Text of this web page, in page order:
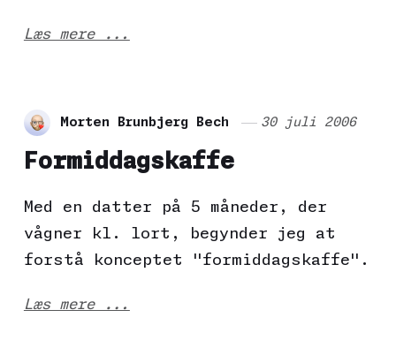
Læs mere ...
Morten Brunbjerg Bech 30 juli 2006
Formiddagskaffe
Med en datter på 5 måneder, der
vågner kl. lort, begynder jeg at
forstå konceptet "formiddagskaffe".
Læs mere ...